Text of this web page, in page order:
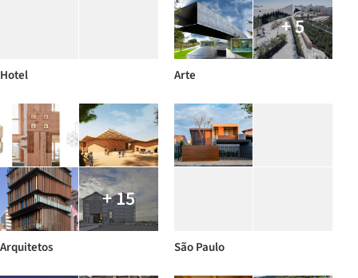
Hotel
+ 5
Arte
+ 15
Arquitetos São Paulo